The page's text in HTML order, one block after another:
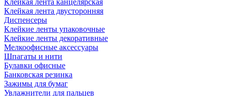
Клейкая лента канцелярская
Клейкая лента двусторонняя
Диспенсеры
Клейкие ленты упаковочные
Клейкие ленты декоративные
Мелкоофисные аксессуары
Шпагаты и нити
Булавки офисные
Банковская резинка
Зажимы для бумаг
Увлажнители для пальцев